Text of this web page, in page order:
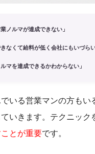
ノルマが達成できない」
きなくて給料が低く会社にもいづら
マを達成できるかわからない」
いる営業マンの方もい
いきます。テクニッ
とが重要です。